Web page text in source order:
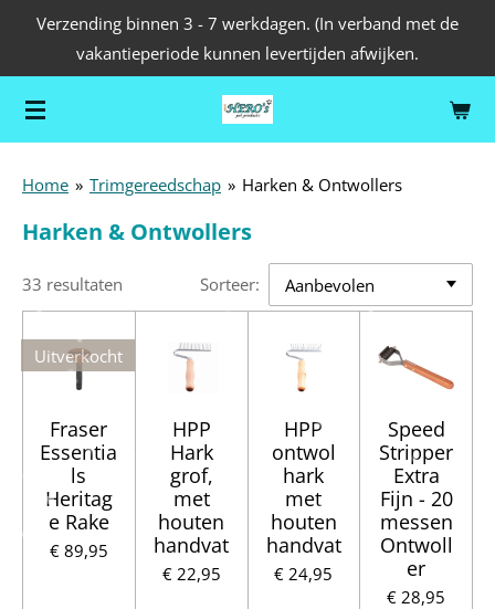
de
hoofdinhoud
Verzending binnen 3 - 7 werkdagen. (In verband met de
vakantieperiode kunnen levertijden afwijken.
Home » Trimgereedschap » Harken & Ontwollers
Harken & Ontwollers
33 resultaten Sorteer:
Uitverkocht
Fraser
Essentia
ls
Heritag
e Rake
€ 89,95
HPP
Hark
grof,
met
houten
handvat
€ 22,95
HPP
ontwol
hark
met
houten
handvat
€ 24,95
Speed
Stripper
Extra
Fijn - 20
messen
Ontwoll
er
€ 28,95